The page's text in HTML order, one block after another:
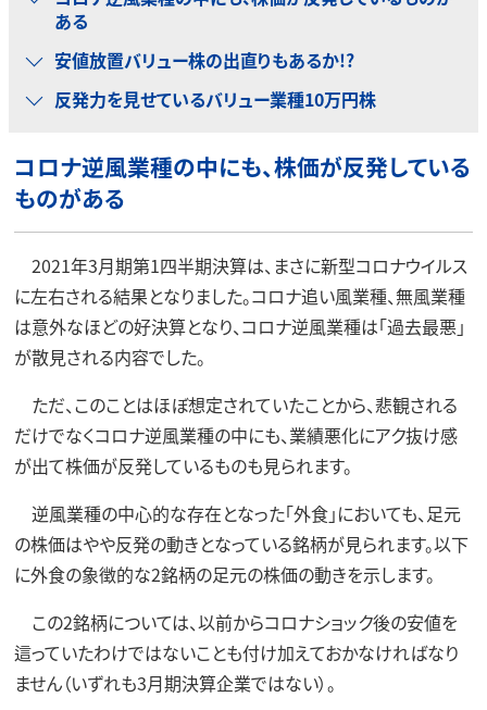
ある
安値放置バリュー株の出直りもあるか!?
反発力を見せているバリュー業種10万円株
コロナ逆風業種の中にも、株価が反発している
ものがある
2021年3月期第1四半期決算は、まさに新型コロナウイルス
に左右される結果となりました。コロナ追い風業種、無風業種
は意外なほどの好決算となり、コロナ逆風業種は「過去最悪」
が散見される内容でした。
ただ、このことはほぼ想定されていたことから、悲観される
だけでなくコロナ逆風業種の中にも、業績悪化にアク抜け感
が出て株価が反発しているものも見られます。
逆風業種の中心的な存在となった「外食」においても、足元
の株価はやや反発の動きとなっている銘柄が見られます。以下
に外食の象徴的な2銘柄の足元の株価の動きを示します。
この2銘柄については、以前からコロナショック後の安値を
這っていたわけではないことも付け加えておかなければなり
ません（いずれも3月期決算企業ではない）。